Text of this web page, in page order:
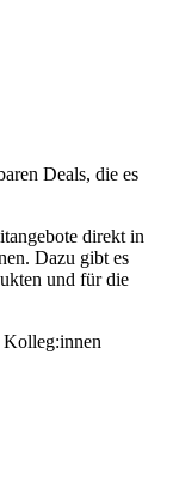
Deals, die es
direkt in
Dazu gibt es
und für die